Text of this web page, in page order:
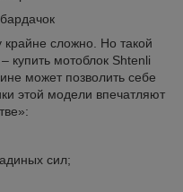
крайне сложно. Но такой
купить мотоблок Shtenli
может позволить себе
этой модели впечатляют
сил;